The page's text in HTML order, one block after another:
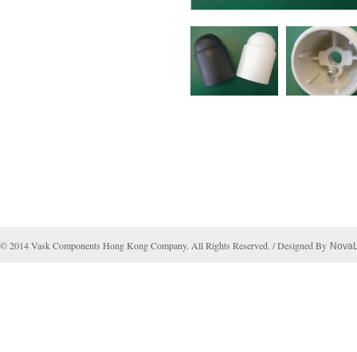
© 2014 Vask Components Hong Kong Company. All Rights Reserved. / Designed By